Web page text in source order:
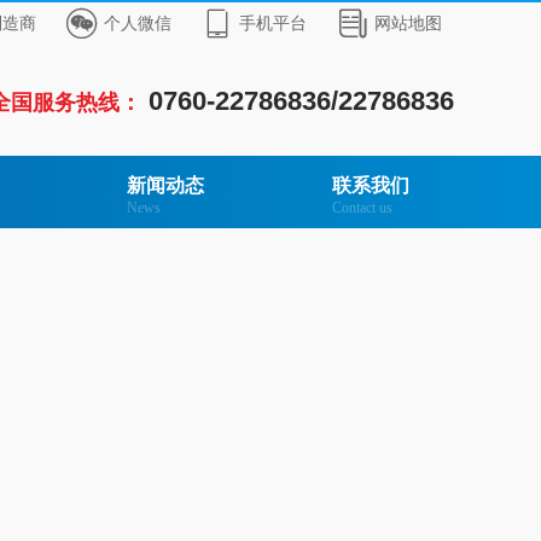
商  个人微信  手机平台  网站地图
国服务热线： 0760-22786836/22786836
新闻动态
News
联系我们
Contact us